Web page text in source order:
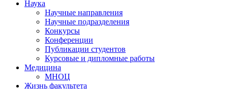
Наука
Научные направления
Научные подразделения
Конкурсы
Конференции
Публикации студентов
Курсовые и дипломные работы
Медицина
МНОЦ
Жизнь факультета